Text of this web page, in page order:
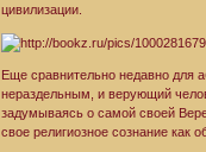
цивилизации.
Еще сравнительно недавно для
нераздельным, и верующий
задумываясь о самой своей
свое религиозное сознание как